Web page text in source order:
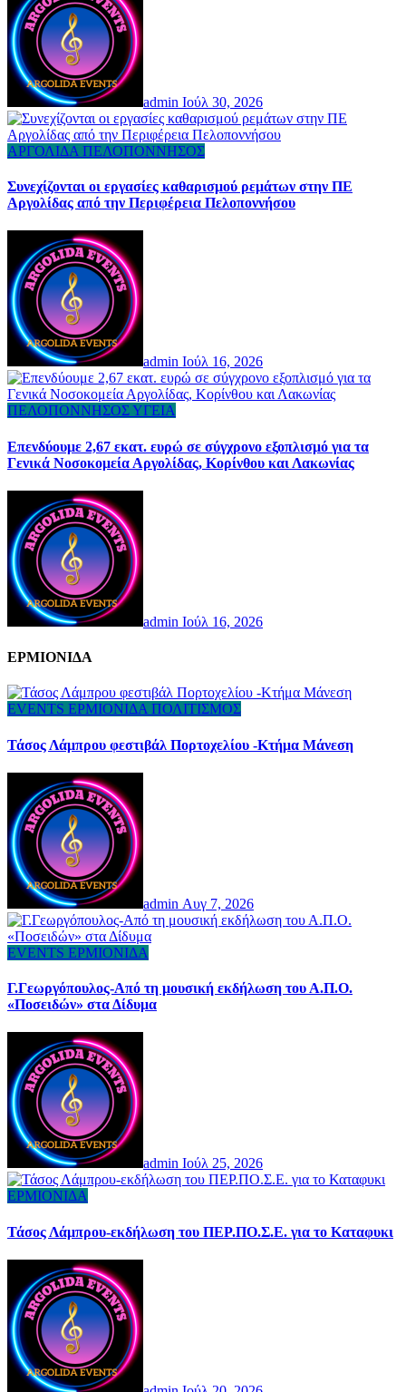
admin Ιούλ 30, 2026
ΑΡΓΟΛΙΔΑ ΠΕΛΟΠΟΝΝΗΣΟΣ
Συνεχίζονται οι εργασίες καθαρισμού ρεμάτων στην ΠΕ
Αργολίδας από την Περιφέρεια Πελοποννήσου
admin Ιούλ 16, 2026
ΠΕΛΟΠΟΝΝΗΣΟΣΥΓΕΙΑ
Επενδύουμε 2,67 εκατ. ευρώ σε σύγχρονο εξοπλισμό για τα
Γενικά Νοσοκομεία Αργολίδας, Κορίνθου και Λακωνίας
admin Ιούλ 16, 2026
ΕΡΜΙΟΝΙΔΑ
EVENTS ΕΡΜΙΟΝΙΔΑ ΠΟΛΙΤΙΣΜΟΣ
Τάσος Λάμπρου φεστιβάλ Πορτοχελίου -Κτήμα Μάνεση
admin Αυγ 7, 2026
EVENTS ΕΡΜΙΟΝΙΔΑ
Γ.Γεωργόπουλος-Από τη μουσική εκδήλωση του Α.Π.Ο.
«Ποσειδών» στα Δίδυμα
admin Ιούλ 25, 2026
ΕΡΜΙΟΝΙΔΑ
Τάσος Λάμπρου-εκδήλωση του ΠΕΡ.ΠΟ.Σ.Ε. για το Καταφυκι